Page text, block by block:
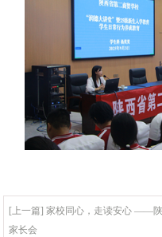
[上一篇] 家校同心，走读安心 ——
家长会